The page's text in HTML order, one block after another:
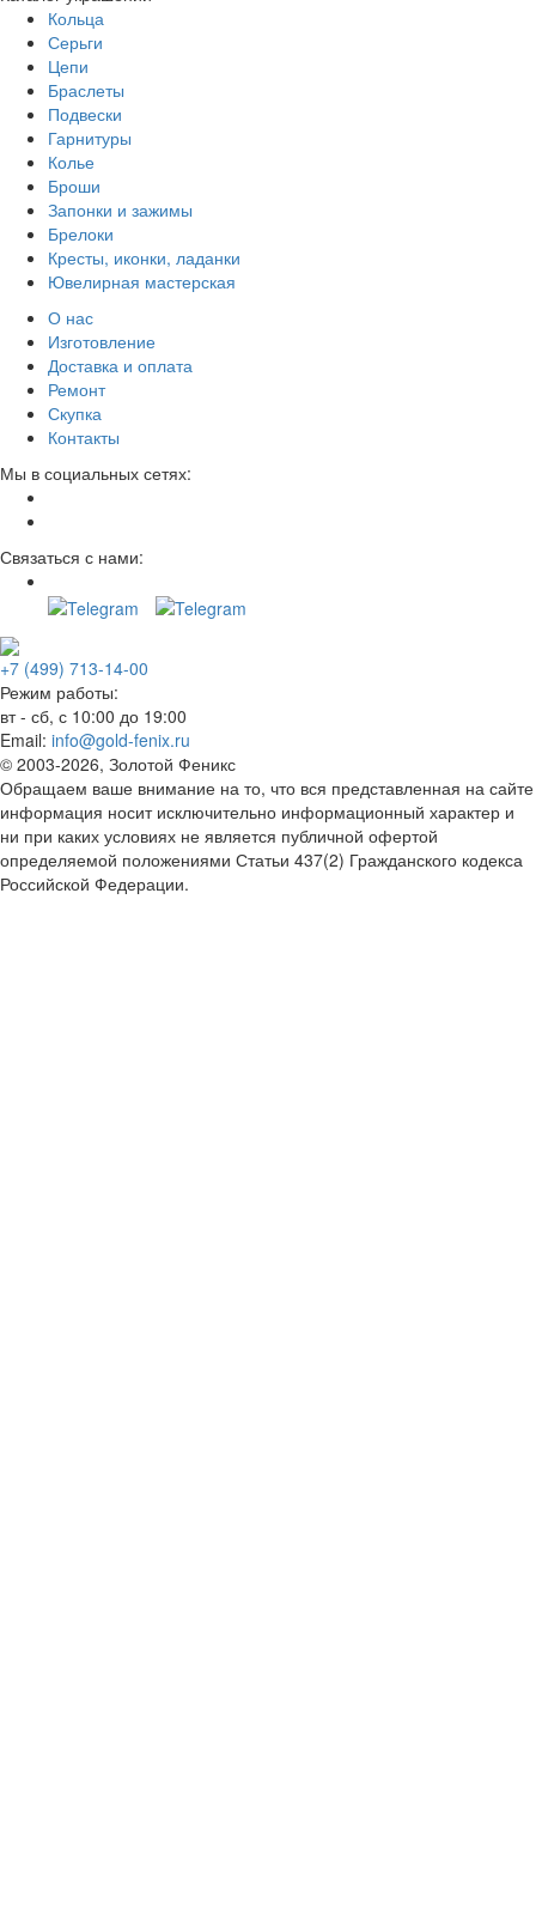
Кольца
Серьги
Цепи
Браслеты
Подвески
Гарнитуры
Колье
Броши
Запонки и зажимы
Брелоки
Кресты, иконки, ладанки
Ювелирная мастерская
О нас
Изготовление
Доставка и оплата
Ремонт
Скупка
Контакты
Мы в социальных сетях:
Связаться с нами:
+7 (499) 713-14-00
Режим работы:
вт - сб, с 10:00 до 19:00
Email: info@gold-fenix.ru
© 2003-2026, Золотой Феникс
Обращаем ваше внимание на то, что вся представленная на сайте
информация носит исключительно информационный характер и
ни при каких условиях не является публичной офертой
определяемой положениями Статьи 437(2) Гражданского кодекса
Российской Федерации.